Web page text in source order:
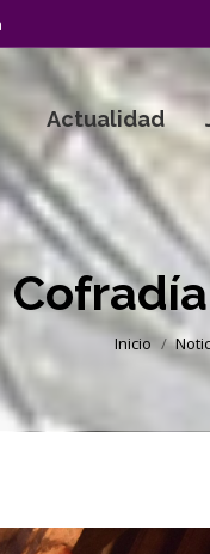
Actualidad
Estás aquí:
Inicio